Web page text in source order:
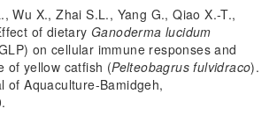
Wu X., Zhai S.L., Yang G., Qiao X.-T.,
of dietary Ganoderma lucidum
on cellular immune responses and
of yellow catfish (Pelteobagrus fulvidraco).
of Aquaculture-Bamidgeh,